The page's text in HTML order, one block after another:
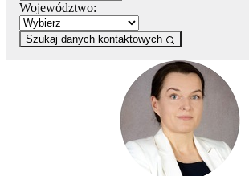
Województwo:
Szukaj danych kontaktowych